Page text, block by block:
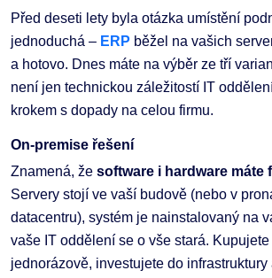
Před deseti lety byla otázka umístění
jednoduchá – ERP běžel na vašich
a hotovo. Dnes máte na výběr ze tří
není jen technickou záležitostí IT
krokem s dopady na celou firmu.
On-premise řešení
Znamená, že software i hardware máte
Servery stojí ve vaší budově (nebo v
datacentru), systém je nainstalovaný na
vaše IT oddělení se o vše stará.
jednorázově, investujete do infrastruktury